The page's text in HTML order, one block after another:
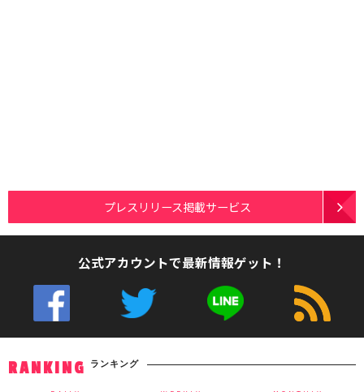
プレスリリース掲載サービス
公式アカウントで最新情報ゲット！
RANKING ランキング